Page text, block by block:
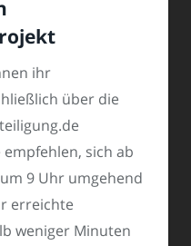
ihr
über die
sich ab
9 Uhr umgehend
erreichte
weniger Minuten